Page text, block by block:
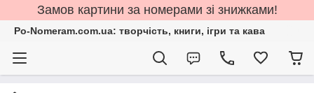
Замов картини за номерами зі знижками!
Po-Nomeram.com.ua: творчість, книги, ігри та кава